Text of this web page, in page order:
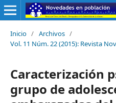
Inicio / Archivos /
Vol. 11 Núm. 22 (2015): Revista
Caracterización
grupo de